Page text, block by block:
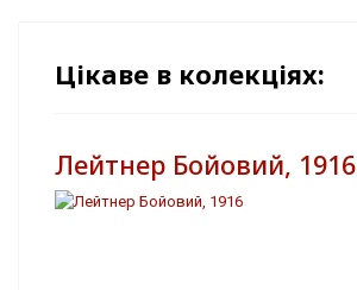
Цікаве в колекціях:
Лейтнер Бойовий, 1916